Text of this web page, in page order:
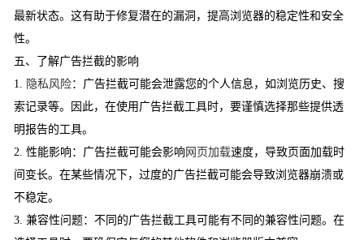
最新状态。这有助于修复潜在的漏洞，提高浏览器的稳定性和安全
性。
五、了解广告拦截的影响
1.
隐私风险：广告拦截可能会泄露您的个人信息，如浏览历史、搜
索记录等。因此，在使用广告拦截工具时，要谨慎选择那些提供透
明报告的工具。
2. 性能影响：广告拦截可能会影响 网页加载速度，导致页面加载时
间变长。在某些情况下，过度的广告拦截可能会导致浏览器崩溃或
不稳定。
3. 兼容性问题：不同的广告拦截工具可能有不同的兼容性问题。在